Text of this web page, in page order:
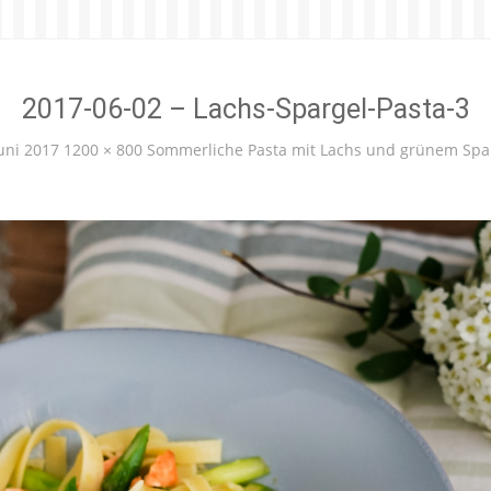
2017-06-02 – Lachs-Spargel-Pasta-3
2017 1200 × 800 Sommerliche Pasta mit Lachs und grünem